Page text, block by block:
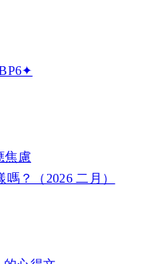
焦慮
？（2026 二月）